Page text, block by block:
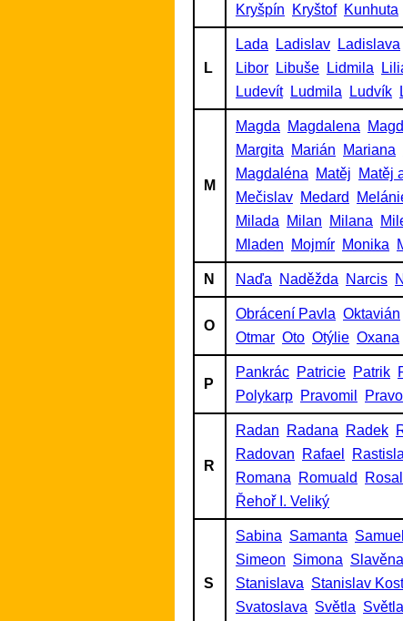
Kryšpín
Kryštof Kunhuta
L
Lada Ladislav Ladislava
Libor
Libuše Lidmila
Ludevít
Ludmila Ludvík
M
Magda Magdalena
Margita
Marián Mariana
Magdaléna
Matěj Matěj
Mečislav Medard
Milada
Milan Milana
Mladen
Mojmír Monika
N Naďa Naděžda Narcis
O
Obrácení Pavla Oktavián
Otmar Oto Otýlie Oxana
P
Pankrác Patricie Patrik
Polykarp Pravomil
R
Radan Radana Radek
Radovan
Rafael
Romana
Romuald
Řehoř I. Veliký
S
Sabina Samanta Samuel
Simeon Simona Slavěna
Stanislava Stanislav
Svatoslava Světla